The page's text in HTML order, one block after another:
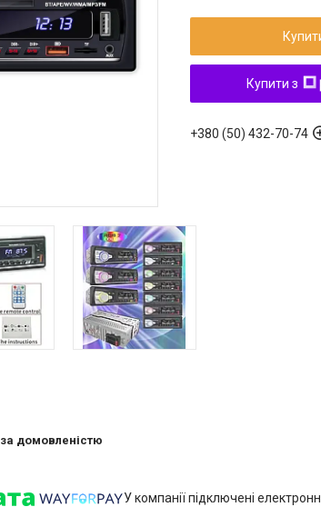
Купити з
+380 (50) 432-70-74
за домовленістю
У компанії підключені